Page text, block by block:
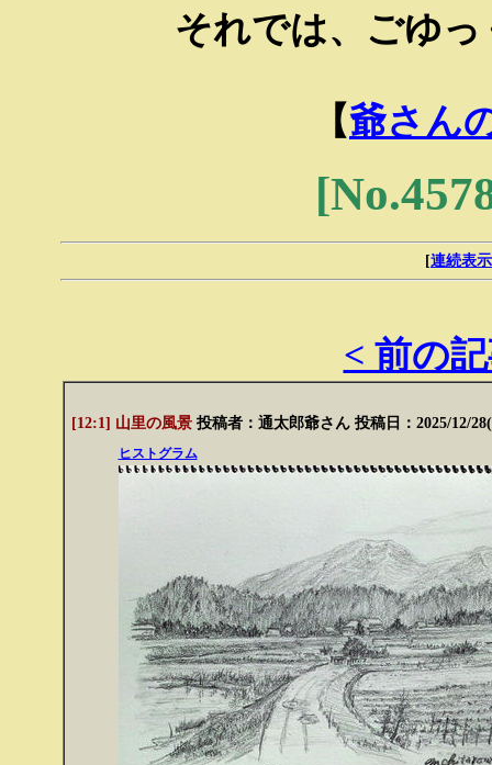
それでは、ごゆ
【爺さん
[連続表示
< 前の
[12:1] 山里の風景投稿者： 通太郎爺さん投稿日：2025/12/
ヒストグラム